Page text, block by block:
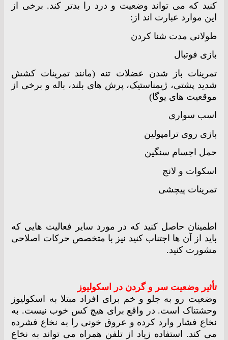
کنید که می تواند وضعیت و درد را بدتر کند. برخی از
این موارد عبارت اند از:
طولانی مدت شنا کردن
بازی فوتبال
تمرینات باز شدن عضلات تنه (مانند تمرینات کشش
شدید پشتی، ژیمناستیک، پرش های بلند، باله و برخی از
موقعیت های یوگا)
اسب سواری
بازی روی ترامپولین
حمل اجسام سنگین
اسکوات و لانج
تمرینات پیچشی
اطمینان حاصل کنید که در مورد سایر فعالیت هایی که
باید از آن ها اجتناب کنید نیز با متخصص حرکات اصلاحی
مشورت کنید.
تأثیر وضعیت سر و گردن در اسکولیوز
وضعیت رو به جلو و خم برای افراد مبتلا به اسکولیوز
وحشتناک است. در واقع برای هیچ کس خوب نیست. به
نخاع فشار وارد کرده و عروق خونی را به نخاع فشرده
می کند. استفاده زیاد از تلفن همراه می تواند به نخاع